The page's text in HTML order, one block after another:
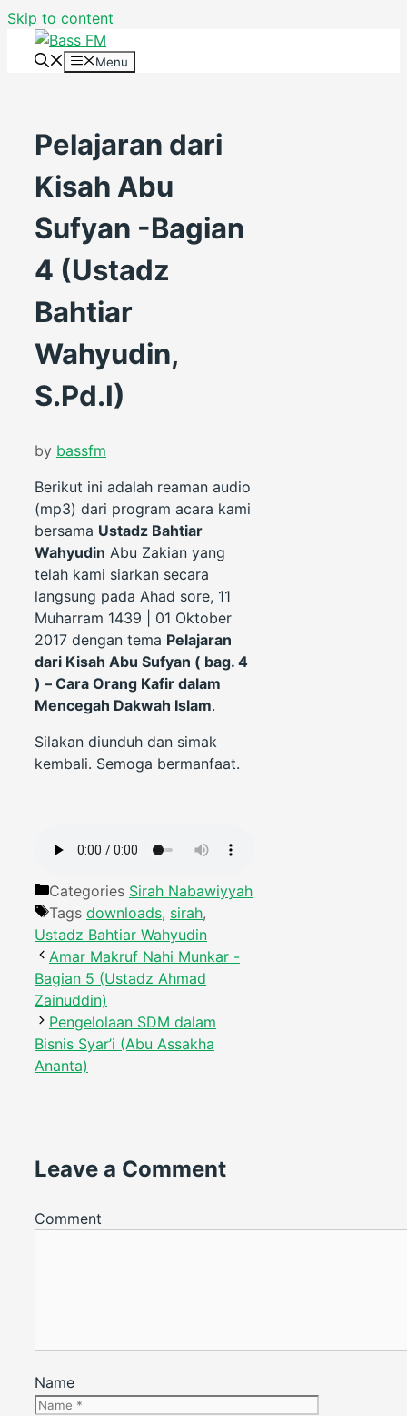
Skip to content
Menu
Pelajaran dari
Kisah Abu
Sufyan -Bagian
4 (Ustadz
Bahtiar
Wahyudin,
S.Pd.I)
by bassfm
Berikut ini adalah reaman audio
(mp3) dari program acara kami
bersama Ustadz Bahtiar
Wahyudin Abu Zakian yang
telah kami siarkan secara
langsung pada Ahad sore, 11
Muharram 1439 | 01 Oktober
2017 dengan tema Pelajaran
dari Kisah Abu Sufyan ( bag. 4
) – Cara Orang Kafir dalam
Mencegah Dakwah Islam.
Silakan diunduh dan simak
kembali. Semoga bermanfaat.
Categories Sirah Nabawiyyah
Tags downloads, sirah,
Ustadz Bahtiar Wahyudin
Amar Makruf Nahi Munkar -
Bagian 5 (Ustadz Ahmad
Zainuddin)
Pengelolaan SDM dalam
Bisnis Syar’i (Abu Assakha
Ananta)
Leave a Comment
Comment
Name